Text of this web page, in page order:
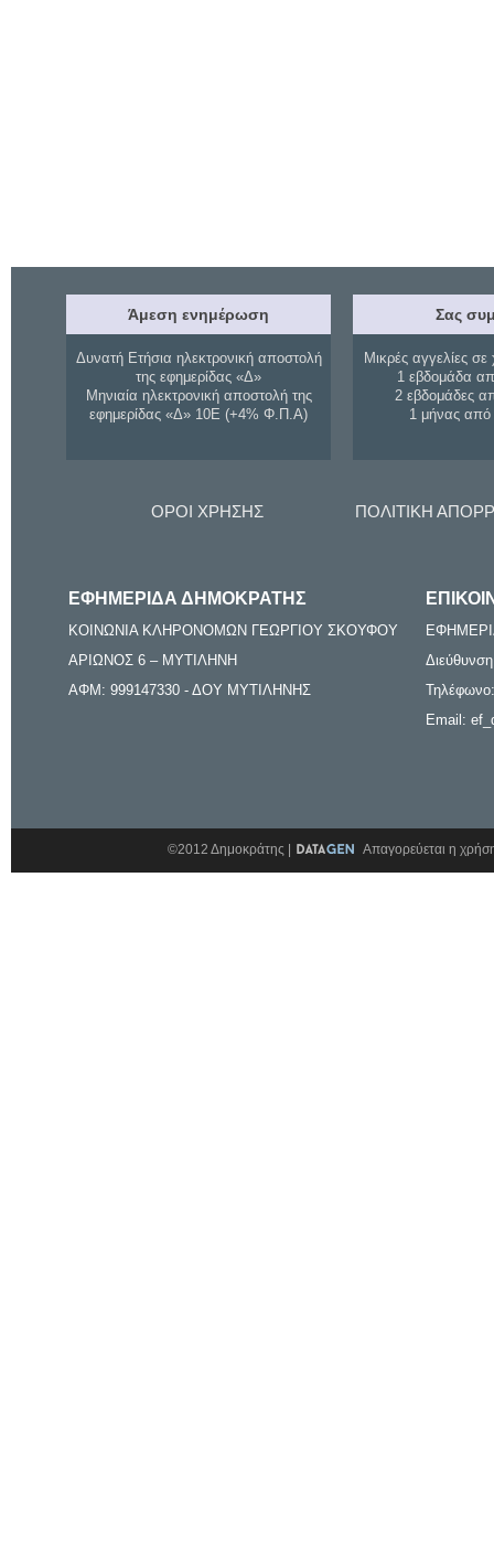
Άμεση ενημέρωση
Δυνατή Ετήσια ηλεκτρονική αποστολή
της εφημερίδας «Δ»
Μηνιαία ηλεκτρονική αποστολή της
εφημερίδας «Δ» 10Ε (+4% Φ.Π.Α)
Σας
Μικρές αγγελίες σε
1 εβδομάδα
2 εβδομάδες
1 μήνας
ΟΡΟΙ ΧΡΗΣΗΣ ΠΟΛΙΤΙΚΗ
ΕΦΗΜΕΡΙΔΑ ΔΗΜΟΚΡΑΤΗΣ
ΚΟΙΝΩΝΙΑ ΚΛΗΡΟΝΟΜΩΝ ΓΕΩΡΓΙΟΥ ΣΚΟΥΦΟΥ
ΑΡΙΩΝΟΣ 6 – ΜΥΤΙΛΗΝΗ
ΑΦΜ: 999147330 - ΔΟΥ ΜΥΤΙΛΗΝΗΣ
Email:
©2012 Δημοκράτης | Απαγορεύεται η